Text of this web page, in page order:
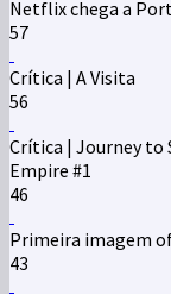
Netflix chega a
57
Crítica | A Visita
56
Crítica | Journey to
Empire #1
46
Primeira imagem
43